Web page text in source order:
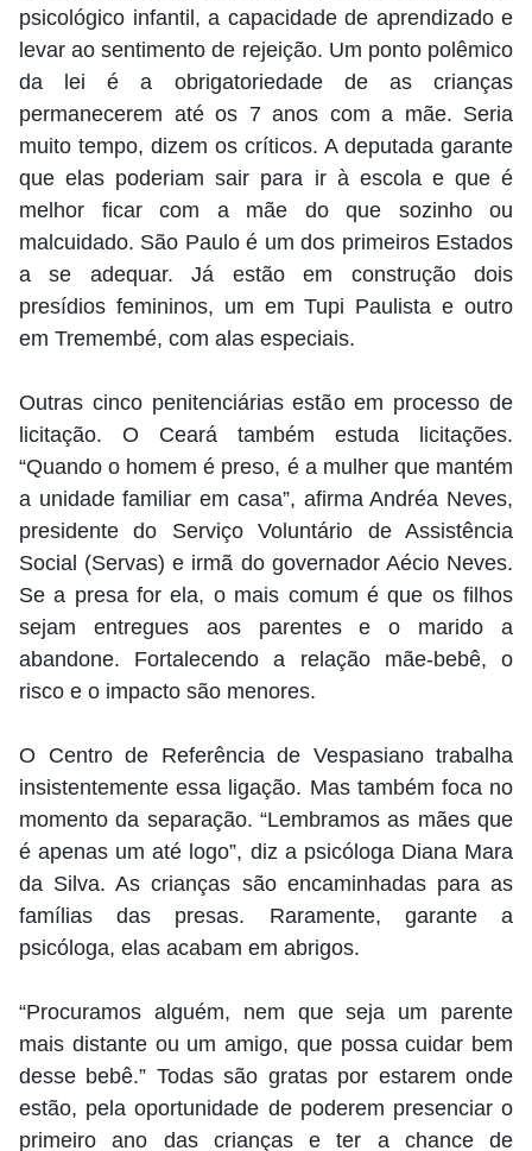
psicológico infantil, a capacidade de aprendizado e
levar ao sentimento de rejeição. Um ponto polêmico
da lei é a obrigatoriedade de as crianças
permanecerem até os 7 anos com a mãe. Seria
muito tempo, dizem os críticos. A deputada garante
que elas poderiam sair para ir à escola e que é
melhor ficar com a mãe do que sozinho ou
malcuidado. São Paulo é um dos primeiros Estados
a se adequar. Já estão em construção dois
presídios femininos, um em Tupi Paulista e outro
em Tremembé, com alas especiais.
Outras cinco penitenciárias estão em processo de
licitação. O Ceará também estuda licitações.
“Quando o homem é preso, é a mulher que mantém
a unidade familiar em casa”, afirma Andréa Neves,
presidente do Serviço Voluntário de Assistência
Social (Servas) e irmã do governador Aécio Neves.
Se a presa for ela, o mais comum é que os filhos
sejam entregues aos parentes e o marido a
abandone. Fortalecendo a relação mãe-bebê, o
risco e o impacto são menores.
O Centro de Referência de Vespasiano trabalha
insistentemente essa ligação. Mas também foca no
momento da separação. “Lembramos as mães que
é apenas um até logo”, diz a psicóloga Diana Mara
da Silva. As crianças são encaminhadas para as
famílias das presas. Raramente, garante a
psicóloga, elas acabam em abrigos.
“Procuramos alguém, nem que seja um parente
mais distante ou um amigo, que possa cuidar bem
desse bebê.” Todas são gratas por estarem onde
estão, pela oportunidade de poderem presenciar o
primeiro ano das crianças e ter a chance de